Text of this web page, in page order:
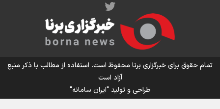
اینفو برنا/ میزان مالیات بر ارزش افزوده چقدر است؟
تمام حقوق برای خبرگزاری برنا محفوظ است. استفاده از مطالب با ذکر منبع
آزاد است
طراحی و تولید"ایران سامانه"